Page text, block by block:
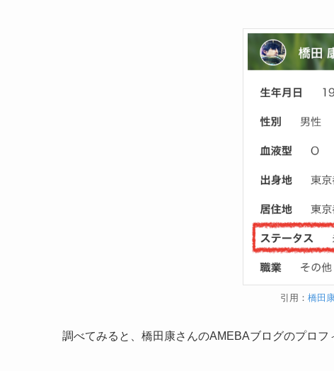
引用：橋田
調べてみると、橋田康さんのAMEBAブログのプロフ